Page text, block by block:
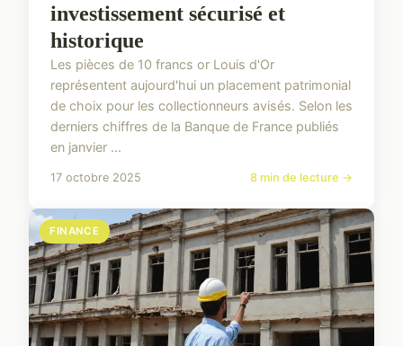
investissement sécurisé et
historique
Les pièces de 10 francs or Louis d'Or
représentent aujourd'hui un placement patrimonial
de choix pour les collectionneurs avisés. Selon les
derniers chiffres de la Banque de France publiés
en janvier ...
17 octobre 2025 8 min de lecture →
FINANCE